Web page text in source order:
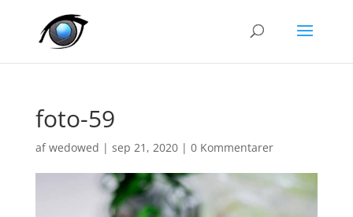
foto-59
afwedowed | sep 21, 2020| 0 Kommentarer